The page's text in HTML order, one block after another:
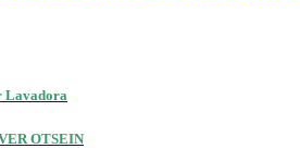
Lavadora
OTSEIN